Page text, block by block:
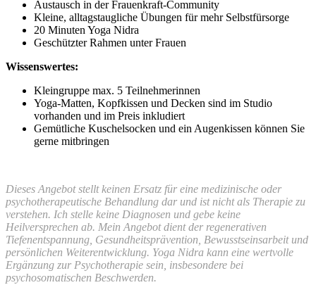
Austausch in der Frauenkraft-Community
Kleine, alltagstaugliche Übungen für mehr Selbstfürsorge
20 Minuten Yoga Nidra
Geschützter Rahmen unter Frauen
Wissenswertes:
Kleingruppe max. 5 Teilnehmerinnen
Yoga-Matten, Kopfkissen und Decken sind im Studio
vorhanden und im Preis inkludiert
Gemütliche Kuschelsocken und ein Augenkissen können Sie
gerne mitbringen
Dieses Angebot stellt keinen Ersatz für eine medizinische oder
psychotherapeutische Behandlung dar und ist nicht als Therapie zu
verstehen. Ich stelle keine Diagnosen und gebe keine
Heilversprechen ab. Mein Angebot dient der regenerativen
Tiefenentspannung, Gesundheitsprävention, Bewusstseinsarbeit und
persönlichen Weiterentwicklung. Yoga Nidra kann eine wertvolle
Ergänzung zur Psychotherapie sein, insbesondere bei
psychosomatischen Beschwerden.